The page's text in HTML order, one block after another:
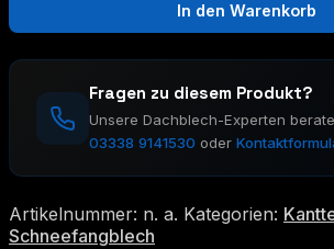
In den Warenkorb
Fragen zu diesem Produkt?
Unsere Dachblech-Experten
03338 9141530 oder
Artikelnummer: n. a. Kategorien:
Schneefangblech